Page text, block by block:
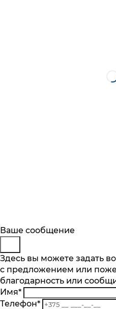
Описание
Отзывы
Основные
Количество чаш шт.
1
Материал
Будьте в курсе
Подпишитесь на
и узнавайте о новинках
предложениях первыми
Подписаться
Заказ обратного звонка
Представьтесь
Телефон*
Комментарий
Ваше сообщение
Здесь вы можете задать
с предложением или
благодарность или
Имя*
Телефон*